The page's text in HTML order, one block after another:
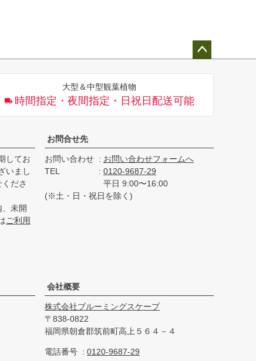
へ
大型＆中型観葉植物
時間指定・夜間指定・日祝日配送可能
してお
いまし
ださ
未開
ご利用
お問合せ先
お問い合わせ
お問い合わせフォームへ
TEL
0120-9687-29
平日 9:00〜16:00
(※土・日・祝日を除く)
会社概要
株式会社ブルーミングスケープ
838-0822
福岡県朝倉郡筑前町高上５６４－４
電話番号
0120-9687-29